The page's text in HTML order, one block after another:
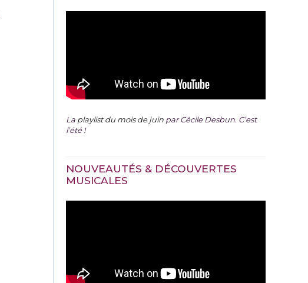
La playlist du mois de juin par Cécile Desbun. C’est
l’été !
NOUVEAUTÉS & DÉCOUVERTES
MUSICALES